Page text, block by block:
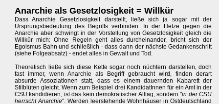
Anarchie als Gesetzlosigkeit = Willkür
Dass Anarchie Gesetzlosigkeit darstellt, ließe sich ja sogar mit der
Ursprungsbedeutung des Begriffs verbinden. In der Hetze gegen die
Anarchie aber schwingt in der Vorstellung von Gesetzlosigkeit gleich die
Willkür mich: Ohne Regeln geht alles durcheinander, bricht sich der
Egoismus Bahn und schließlich - dass dann der nächste Gedankenschritt
(siehe Folgeabsatz) - endet alles in Gewalt und Tod.
Theoretisch ließe sich diese Kette sogar noch nüchtern darstellen, doch
fast immer, wenn Anarchie als Begriff gebraucht wird, finden derart
absurde Assoziationen statt, dass es einem dauernden Kabarett der
Stilblüten gleicht. Wenn zum Beispiel drei KandidatInnen für ein Amt in der
CSU kandidieren, ist das kein demokratischer Alltag, sondern "in der CSU
herrscht Anarchie". Werden leerstehende Wohnhäuser in Ostdeutschland